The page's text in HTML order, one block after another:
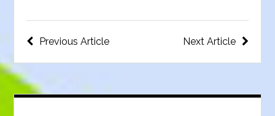
Кретање
чланка
Next Article
Previous Article